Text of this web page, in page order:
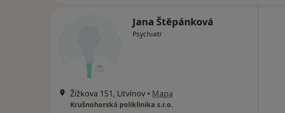
Jana Štěpánková
Psychiatr
Žižkova 151, Litvínov • Mapa
Krušnohorská poliklinika s.r.o.